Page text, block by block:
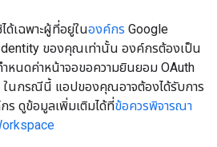
ด้เฉพาะผู้ที่อยู่ในองค์กร Google
ของคุณเท่านั้น องค์กรต้องเป็น
ำหนดค่าหน้าจอขอความยินยอม OAuth
ในกรณีนี้ แอปของคุณอาจต้องได้รับการ
ร ดูข้อมูลเพิ่มเติมได้ที่ข้อควรพิจารณา